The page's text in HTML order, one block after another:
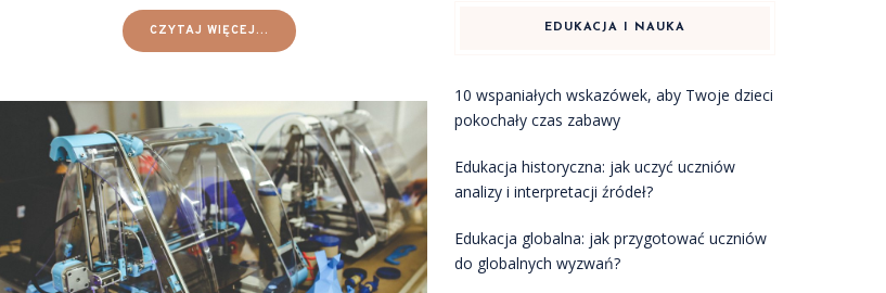
CZYTAJ WIĘCEJ... EDUKACJA I NAUKA
10 wspaniałych wskazówek, aby Twoje dzieci
pokochały czas zabawy
Edukacja historyczna: jak uczyć uczniów
analizy i interpretacji źródeł?
Edukacja globalna: jak przygotować uczniów
do globalnych wyzwań?